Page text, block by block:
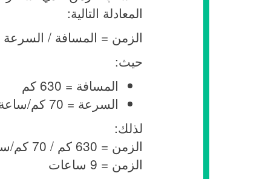
المعادلة التالية:
الزمن = المسافة / السرعة
حيث:
المسافة = 630 كم
السرعة = 70 كم/ساعة
لذلك:
الزمن = 630 كم / 70 كم/ساعة
الزمن = 9 ساعات